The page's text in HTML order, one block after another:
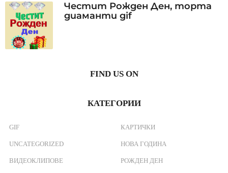
Честит Рожден Ден, торта
диаманти gif
FIND US ON
КАТЕГОРИИ
GIF
UNCATEGORIZED
ВИДЕОКЛИПОВЕ
КАРТИЧКИ
НОВА ГОДИНА
РОЖДЕН ДЕН